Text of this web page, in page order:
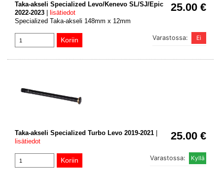
25.00 €
Taka-akseli Specialized Levo/Kenevo SL/SJ/Epic
2022-2023
lisätiedot
Specialized Taka-akseli 148mm x 12mm
Varastossa:
25.00 €
Taka-akseli Specialized Turbo Levo 2019-2021 |
lisätiedot
Varastossa: